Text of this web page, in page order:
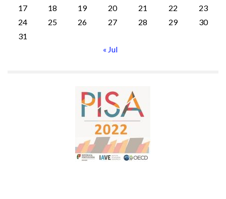
17
18 19 20 21 22
23
24
25 26 27 28 29
30
31
« Jul